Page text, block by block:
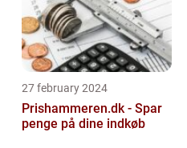
27 february 2024
Prishammeren.dk - Spar
penge på dine indkøb